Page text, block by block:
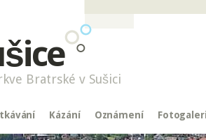
Bratrské v Sušici
Kázání Oznámení